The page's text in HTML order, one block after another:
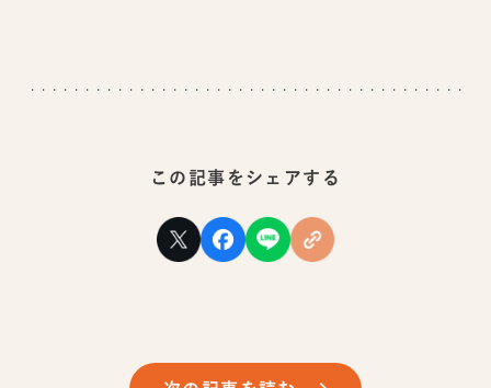
この記事をシェアする